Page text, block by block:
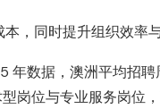
，同时提升组织效率与
年数据，澳洲平均招
岗位与专业服务岗位